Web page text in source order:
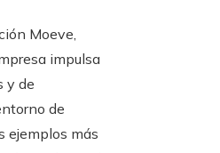
Moeve,
impulsa
y de
de
ejemplos más